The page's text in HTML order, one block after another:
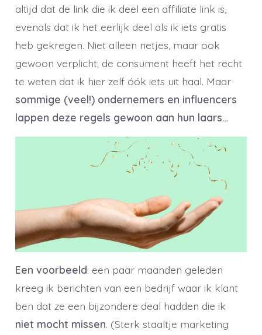
altijd dat de link die ik deel een affiliate link is,
evenals dat ik het eerlijk deel als ik iets gratis
heb gekregen. Niet alleen netjes, maar ook
gewoon verplicht; de consument heeft het recht
te weten dat ik hier zelf óók iets uit haal. Maar
sommige (veel!) ondernemers en influencers
lappen deze regels gewoon aan hun laars…
Een voorbeeld: een paar maanden geleden
kreeg ik berichten van een bedrijf waar ik klant
ben dat ze een bijzondere deal hadden die ik
niet mocht missen. (Sterk staaltje marketing